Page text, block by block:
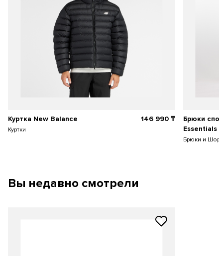
Куртка New Balance
Куртки
146 990 ₸
Брюки
Essentials
Брюки и
Вы недавно смотрели